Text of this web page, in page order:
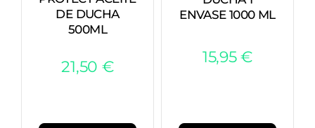
DE DUCHA
500ML
21,50 €
ENVASE 1000 ML
15,95€